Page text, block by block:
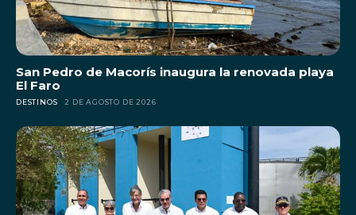
San Pedro de Macorís inaugura la renovada playa
El Faro
DESTINOS 2 DE AGOSTO DE 2026